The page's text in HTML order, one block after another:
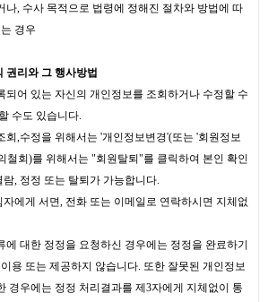
나, 수사 목적으로 법령에 정해진 절차와 방법에 따
경우
권리와 그 행사방법
되어 있는 자신의 개인정보를 조회하거나 수정할 수
수도 있습니다.
회,수정을 위해서는 '개인정보변경'(또는 '회원정보
철회)를 위해서는 "회원탈퇴"를 클릭하여 본인 확인
, 정정 또는 탈퇴가 가능합니다.
에게 서면, 전화 또는 이메일로 연락하시면 지체없
에 대한 정정을 요청하신 경우에는 정정을 완료하기
용 또는 제공하지 않습니다. 또한 잘못된 개인정보
경우에는 정정 처리결과를 제3자에게 지체없이 통